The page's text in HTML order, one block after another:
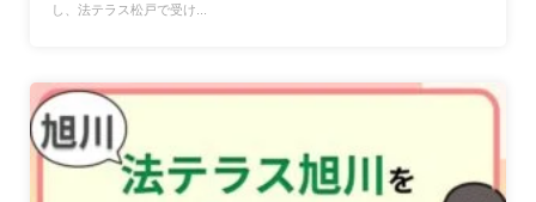
し、法テラス松戸で受け...